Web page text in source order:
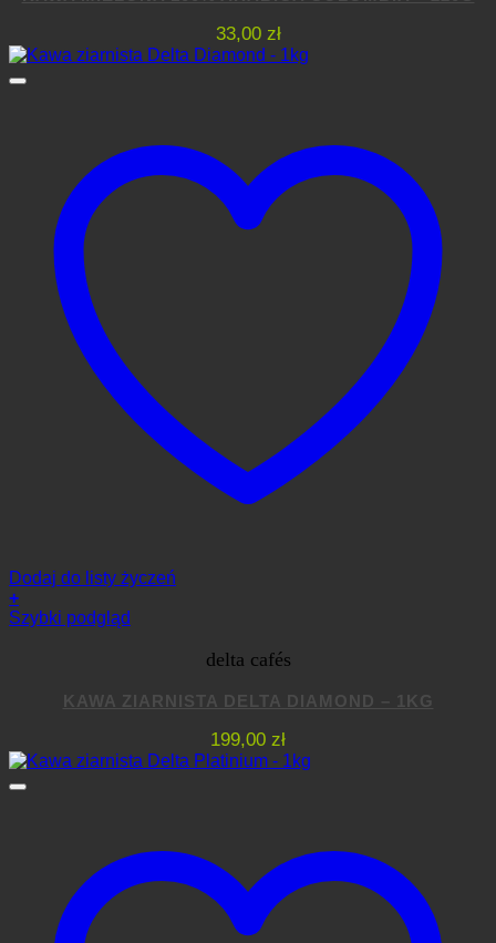
33,00 zł
Dodaj do listy życzeń
+
Szybki podgląd
delta cafés
KAWA ZIARNISTA DELTA DIAMOND – 1KG
199,00 zł